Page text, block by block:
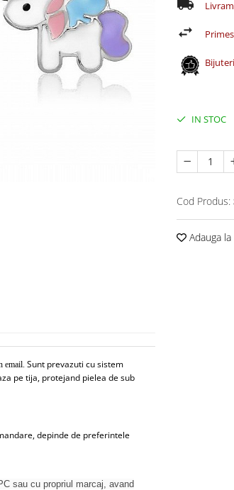
IN STOC
Cod Produs:
Adauga
email. Sunt prevazuti cu sistem
pe tija, protejand pielea de sub
depinde de preferintele
sau cu propriul marcaj, avand